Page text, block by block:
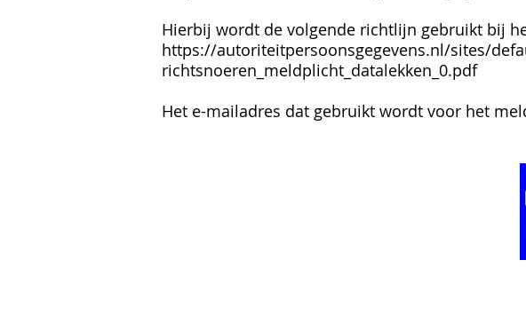
Hierbij wordt de volgende richtlijn gebruikt bij
https://autoriteitpersoonsgegevens.nl/sites/
richtsnoeren_meldplicht_datalekken_0.pdf
Het e-mailadres dat gebruikt wordt voor het